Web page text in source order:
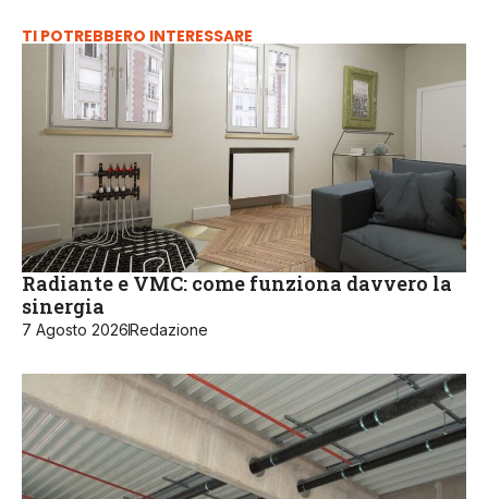
TI POTREBBERO INTERESSARE
Radiante e VMC: come funziona davvero la
sinergia
7 Agosto 2026Redazione